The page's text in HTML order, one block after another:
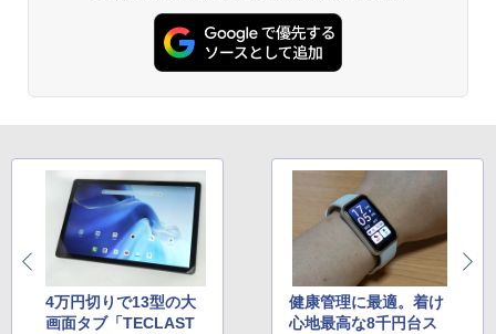
4万円切りで13型の大
画面タブ「TECLAST
健康管理に最適。着け
心地最高な8千円台ス